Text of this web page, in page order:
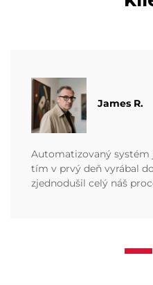
James R.
Automatizovaný systém
tím v prvý deň vyrábal
zjednodušil celý náš